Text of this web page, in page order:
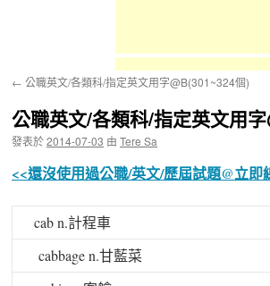
← 公職英文/各類科/指定英文用字@B(301~324個)
公職英文/各類科/指定英文用
發表於2014-07-03 由 Tere Sa
<<還沒使用過公職/英文/歷屆試題@立即
cab n.計程車
cabbage n.甘藍菜